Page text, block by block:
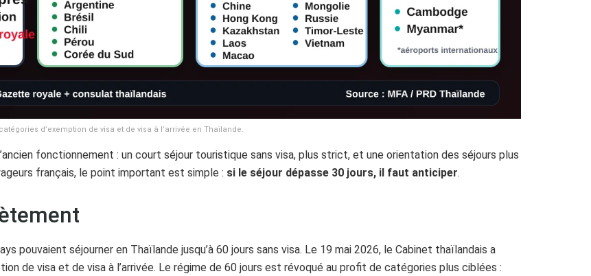
d’exemption de visa et de visa à l’arrivée en Thaïlande.
fonctionnement : un court séjour touristique sans visa, plus strict, et une orientation des séjours plus
français, le point important est simple : si le séjour dépasse 30 jours, il faut anticiper.
pouvaient séjourner en Thaïlande jusqu’à 60 jours sans visa. Le 19 mai 2026, le Cabinet thaïlandais a
de visa et de visa à l’arrivée. Le régime de 60 jours est révoqué au profit de catégories plus ciblées :